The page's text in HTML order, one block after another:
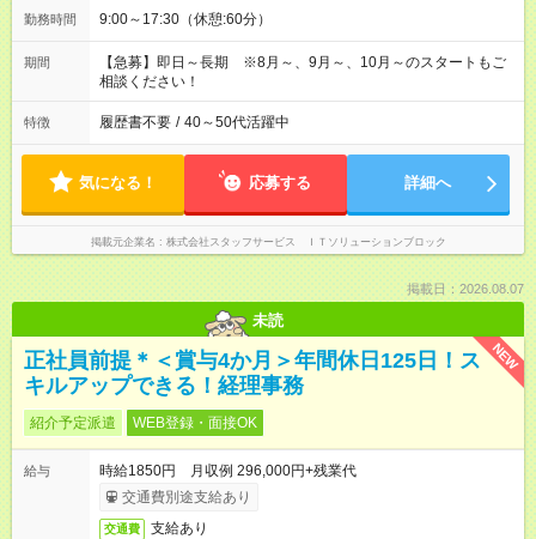
勤務時間 9:00～17:30（休憩:60分）
期間
【急募】即日～長期 ※8月～、9月～、10月～のスタートもご
相談ください！
特徴 履歴書不要 / 40～50代活躍中
気になる！ 応募する 詳細へ
掲載元企業名 株式会社スタッフサービス ＩＴソリューションブロック
掲載日：2026.08.07
未読
NEW
正社員前提＊＜賞与4か月＞年間休日125日！ス
キルアップできる！経理事務
紹介予定派遣 WEB登録・面接OK
給与
時給1850円 月収例 296,000円+残業代
交通費別途支給あり
交通費 支給あり